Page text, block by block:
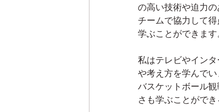
の高い技術や迫力
チームで協力して
学ぶことができま
私はテレビやイン
や考え方を学んで
バスケットボール
さも学ぶことがで